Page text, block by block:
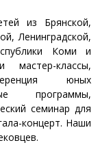
из Брянской,
Ленинградской,
Коми и
классы,
юных
программы,
семинар для
концерт. Наши